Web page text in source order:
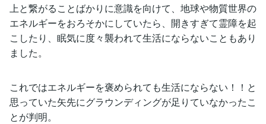
上と繋がることばかりに意識を向けて、地球や物質世界の
エネルギーをおろそかにしていたら、開きすぎて霊障を起
こしたり、眠気に度々襲われて生活にならないこともあり
ました。
これではエネルギーを褒められても生活にならない！！と
思っていた矢先にグラウンディングが足りていなかったこ
とが判明。